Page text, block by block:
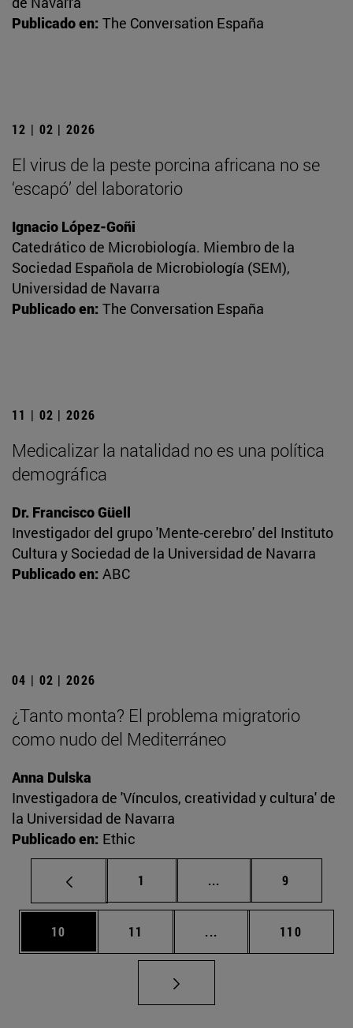
Publicado en: The Conversation España
12 | 02 | 2026
El virus de la peste porcina africana no se
‘escapó’ del laboratorio
Ignacio López-Goñi
Catedrático de Microbiología. Miembro de la
Sociedad Española de Microbiología (SEM),
Universidad de Navarra
Publicado en: The Conversation España
11 | 02 | 2026
Medicalizar la natalidad no es una política
demográfica
Dr. Francisco Güell
Investigador del grupo 'Mente-cerebro' del Instituto
Cultura y Sociedad de la Universidad de Navarra
Publicado en: ABC
04 | 02 | 2026
¿Tanto monta? El problema migratorio
como nudo del Mediterráneo
Anna Dulska
Investigadora de 'Vínculos, creatividad y cultura' de
la Universidad de Navarra
Publicado en: Ethic
Página
1 ... Páginas intermedias
Página
9
Página
10 Página
11 ... Páginas intermedias
Página
110